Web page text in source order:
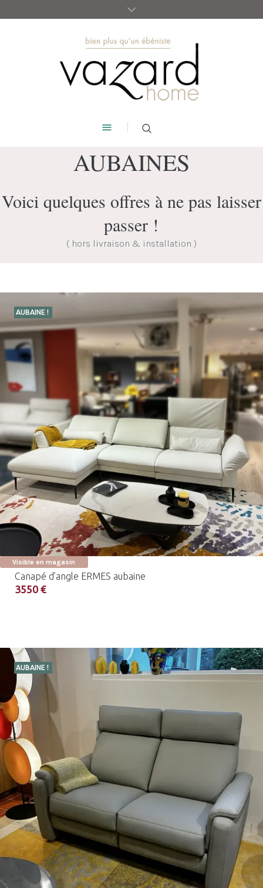
AUBAINES
Voici quelques offres à ne pas laisser
passer !
( hors livraison & installation )
AUBAINE !
Visible en magasin
Canapé d’angle ERMES aubaine
3550 €
AUBAINE !